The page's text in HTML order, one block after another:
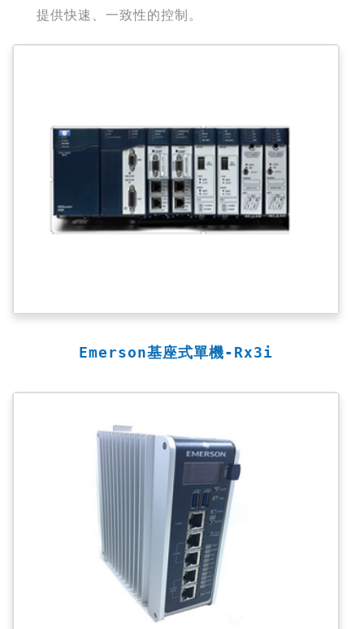
提供快速、一致性的控制。
Emerson基座式單機-Rx3i